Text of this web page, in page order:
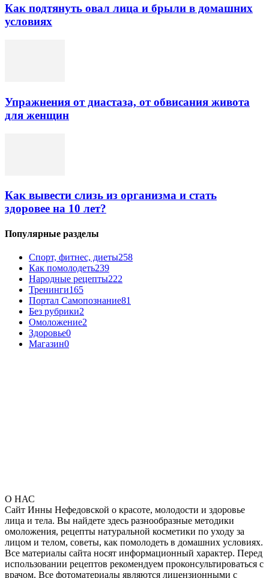
Как подтянуть овал лица и брыли в домашних
условиях
Упражнения от диастаза, от обвисания живота
для женщин
Как вывести слизь из организма и стать
здоровее на 10 лет?
Популярные разделы
Спорт, фитнес, диеты258
Как помолодеть239
Народные рецепты222
Тренинги165
Портал Самопознание81
Без рубрики2
Омоложение2
Здоровье0
Магазин0
О НАС
Сайт Инны Нефедовской о красоте, молодости и здоровье
лица и тела. Вы найдете здесь разнообразные методики
омоложения, рецепты натуральной косметики по уходу за
лицом и телом, советы, как помолодеть в домашних условиях.
Все материалы сайта носят информационный характер. Перед
использовании рецептов рекомендуем проконсультироваться с
врачом. Все фотоматериалы являются лицензионными с